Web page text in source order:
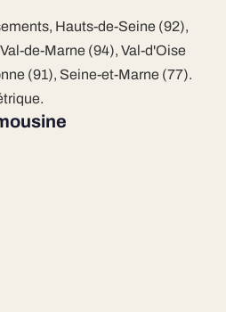
Hauts-de-Seine (92),
de-Marne (94), Val-d'Oise
(91), Seine-et-Marne (77).